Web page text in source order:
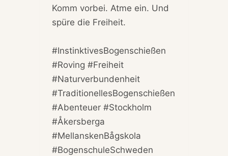
Komm vorbei. Atme ein. Und
spüre die Freiheit.
#InstinktivesBogenschießen
#Roving #Freiheit
#Naturverbundenheit
#TraditionellesBogenschießen
#Abenteuer #Stockholm
#Åkersberga
#MellanskenBågskola
#BogenschuleSchweden